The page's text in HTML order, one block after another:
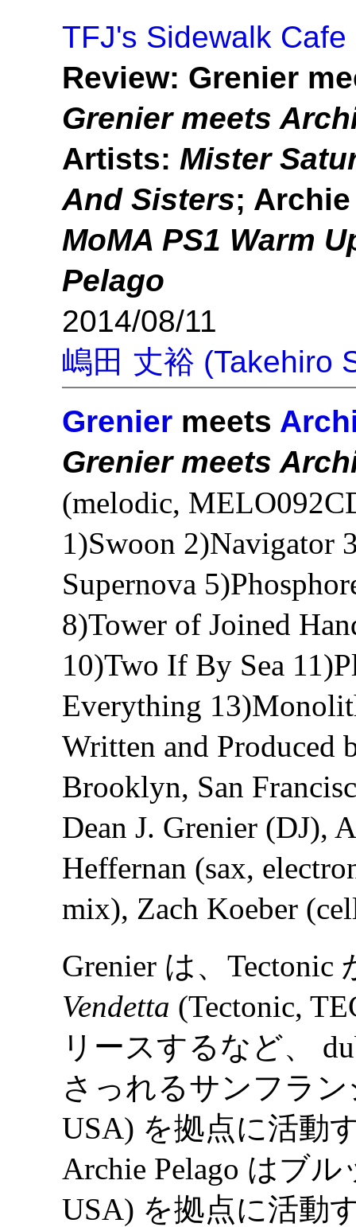
TFJ's Sidewalk Cafe
Review: Grenier
Grenier meets
Artists: Mister
And Sisters;
MoMA PS1 Warm
Pelago
2014/08/11
嶋田 丈裕 (Takehiro
Grenier meets
Grenier meets
(melodic,
1)Swoon 2)Navigator
Supernova
8)Tower of Joined
10)Two If By Sea
Everything
Written and Produced
Brooklyn, San
Dean J. Grenier (DJ),
Heffernan (sax,
mix), Zach Koeber
Grenier は、
Vendetta (Tectonic,
リースするなど、
さっれるサンフラン
USA) を拠点に活動
Archie Pelago はブ
USA) を拠点に活動